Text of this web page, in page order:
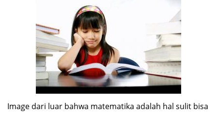
Image dari luar bahwa matematika adalah hal sulit bisa